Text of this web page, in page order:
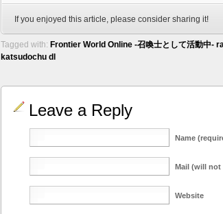
If you enjoyed this article, please consider sharing it!
Tagged with: Frontier World Online ‐召喚士として活動中‐
katsudochu dl
Leave a Reply
Name
Mail (will not
Website